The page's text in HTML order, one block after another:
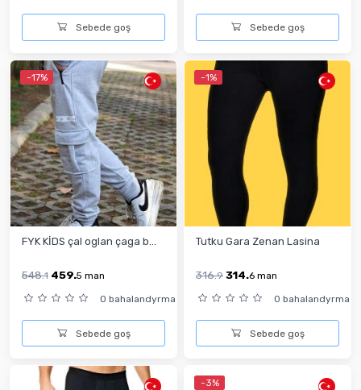
Sebede goş Sebede goş
-17%
FYK KİDS çal oglan çaga b...
548.1 459.5 man
0 bahalandyrma
Sebede goş
-1%
Tutku Gara Zenan Lasina
316.9 314.6 man
0 bahalandyrma
Sebede goş
-3%